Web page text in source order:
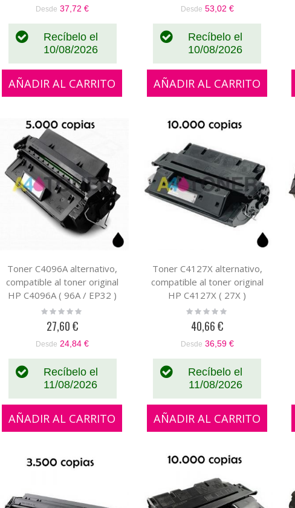
Desde 37,72 €
Recíbelo el
10/08/2026
AÑADIR AL CARRITO
Desde 53,02 €
Recíbelo el
10/08/2026
AÑADIR AL CARRITO
Toner C4096A alternativo,
compatible al toner original
HP C4096A ( 96A / EP32 )
Rating:
27,60 €
Desde 24,84 €
Recíbelo el
11/08/2026
AÑADIR AL CARRITO
Toner C4127X alternativo,
compatible al toner original
HP C4127X ( 27X )
Rating:
40,66 €
Desde 36,59 €
Recíbelo el
11/08/2026
AÑADIR AL CARRITO